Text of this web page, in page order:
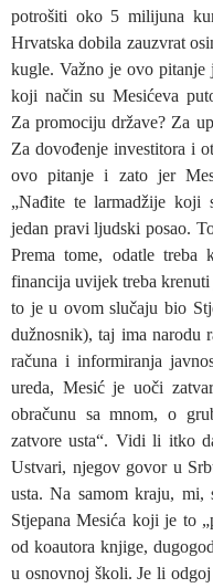
potrošiti oko 5 milijuna
Hrvatska dobila zauzvrat
kugle. Važno je ovo pitanje
koji način su Mesićeva
Za promociju države? Za
Za dovođenje investitora i
ovo pitanje i zato jer
„Nađite te larmadžije
jedan pravi ljudski posao.
Prema tome, odatle treba
financija uvijek treba
to je u ovom slučaju bio
dužnosnik), taj ima narodu
računa i informiranja
ureda, Mesić je uoči
obračunu sa mnom, o
zatvore usta“. Vidi li itko
Ustvari, njegov govor u
usta. Na samom kraju, mi,
Stjepana Mesića koji je to
od koautora knjige,
u osnovnoj školi. Je li